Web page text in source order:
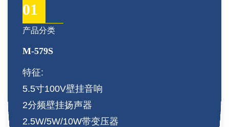
01
产品分类
M-579S
特征:
5.5寸100V壁挂音响
2分频壁挂扬声器
2.5W/5W/10W带变压器